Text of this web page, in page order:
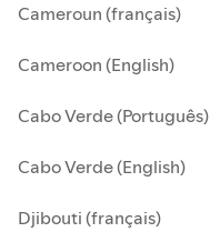
Cameroun (français)
Cameroon (English)
Cabo Verde (Português)
Cabo Verde (English)
Djibouti (français)